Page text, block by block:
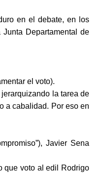
en el debate, en los
Departamental de
el voto).
la tarea de
a cabalidad. Por eso en
Javier Sena
que voto al edil Rodrigo